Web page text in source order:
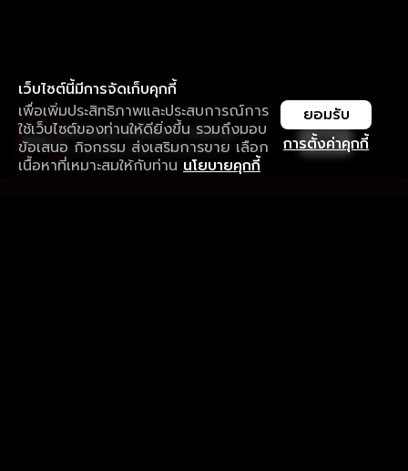
เว็บไซต์นี้มีการจัดเก็บคุกกี้
เพื่อเพิ่มประสิทธิภาพและประสบการณ์การ
ใช้เว็บไซต์ของท่านให้ดียิ่งขึ้น รวมถึงมอบ
ข้อเสนอ กิจกรรม ส่งเสริมการขาย เลือก
เนื้อหาที่เหมาะสมให้กับท่าน นโยบายคุกกี้
การตั้งค่าคุกกี้
ยอมรับ
ใช้งานแอป ลื่นไหลกว่า ไม่มีสะดุด
ดาวน์โหลดแอปเพื่อการรับชมที่ดีกว่า เปิด